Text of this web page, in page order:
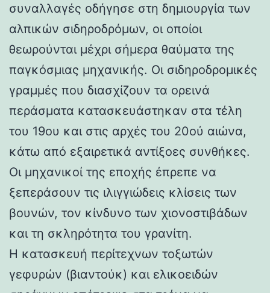
συναλλαγές οδήγησε στη δημιουργία των
αλπικών σιδηροδρόμων, οι οποίοι
θεωρούνται μέχρι σήμερα θαύματα της
παγκόσμιας μηχανικής. Οι σιδηροδρομικές
γραμμές που διασχίζουν τα ορεινά
περάσματα κατασκευάστηκαν στα τέλη
του 19ου και στις αρχές του 20ού αιώνα,
κάτω από εξαιρετικά αντίξοες συνθήκες.
Οι μηχανικοί της εποχής έπρεπε να
ξεπεράσουν τις ιλιγγιώδεις κλίσεις των
βουνών, τον κίνδυνο των χιονοστιβάδων
και τη σκληρότητα του γρανίτη.
Η κατασκευή περίτεχνων τοξωτών
γεφυρών (βιαντούκ) και ελικοειδών